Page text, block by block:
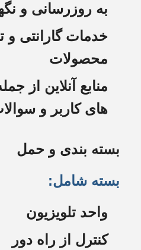
به روزرسانی و
خدمات گارانتی و
محصولات
منابع آنلاین از
های کاربر و
بسته بندی و حمل
بسته شامل:
واحد تلویزیون
کنترل از راه دور